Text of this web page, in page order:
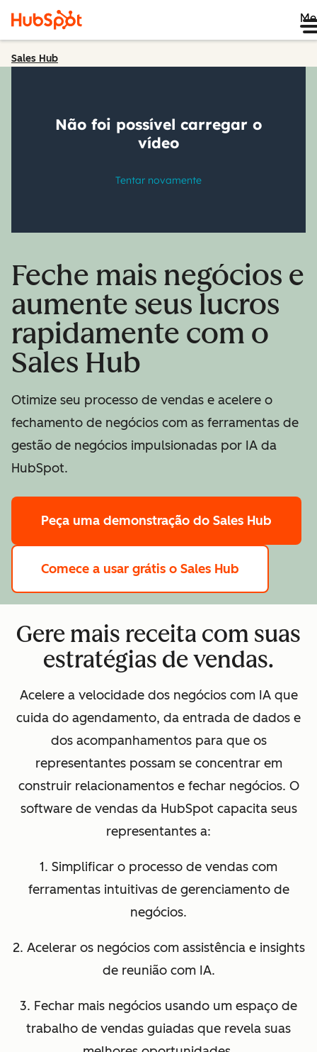
Sales Hub
Feche mais negócios e
aumente seus lucros
rapidamente com o
Sales Hub
Otimize seu processo de vendas e acelere o
fechamento de negócios com as ferramentas de
gestão de negócios impulsionadas por IA da
HubSpot.
Peça uma demonstração do Sales Hub
Comece a usar grátis o Sales Hub
Gere mais receita com suas
estratégias de vendas.
Acelere a velocidade dos negócios com IA que
cuida do agendamento, da entrada de dados e
dos acompanhamentos para que os
representantes possam se concentrar em
construir relacionamentos e fechar negócios. O
software de vendas da HubSpot capacita seus
representantes a:
1. Simplificar o processo de vendas com
ferramentas intuitivas de gerenciamento de
negócios.
2. Acelerar os negócios com assistência e insights
de reunião com IA.
3. Fechar mais negócios usando um espaço de
trabalho de vendas guiadas que revela suas